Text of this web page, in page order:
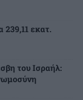
239,11 εκατ.
του Ισραήλ: